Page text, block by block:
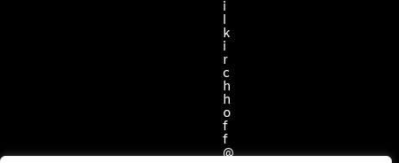
i
l
k
i
r
c
h
h
o
f
f
@